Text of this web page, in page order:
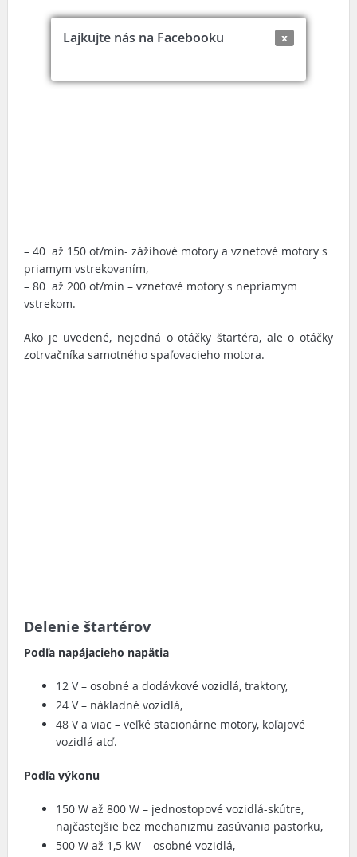
Lajkujte nás na Facebooku x
– 40 až 150 ot/min- zážihové motory a vznetové motory s
priamym vstrekovaním,
– 80 až 200 ot/min – vznetové motory s nepriamym
vstrekom.
Ako je uvedené, nejedná o otáčky štartéra, ale o otáčky
zotrvačníka samotného spaľovacieho motora.
Delenie štartérov
Podľa napájacieho napätia
12 V – osobné a dodávkové vozidlá, traktory,
24 V – nákladné vozidlá,
48 V a viac – veľké stacionárne motory, koľajové
vozidlá atď.
Podľa výkonu
150 W až 800 W – jednostopové vozidlá-skútre,
najčastejšie bez mechanizmu zasúvania pastorku,
500 W až 1,5 kW – osobné vozidlá,